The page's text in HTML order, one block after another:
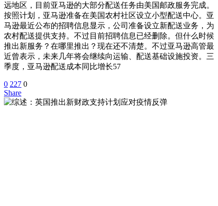
远地区，目前亚马逊的大部分配送任务由美国邮政服务完成。
按照计划，亚马逊准备在美国农村社区设立小型配送中心。亚
马逊最近公布的招聘信息显示，公司准备设立新配送业务，为
农村配送提供支持。不过目前招聘信息已经删除。但什么时候
推出新服务？在哪里推出？现在还不清楚。不过亚马逊高管最
近曾表示，未来几年将会继续向运输、配送基础设施投资。三
季度，亚马逊配送成本同比增长57
0 227 0
Share